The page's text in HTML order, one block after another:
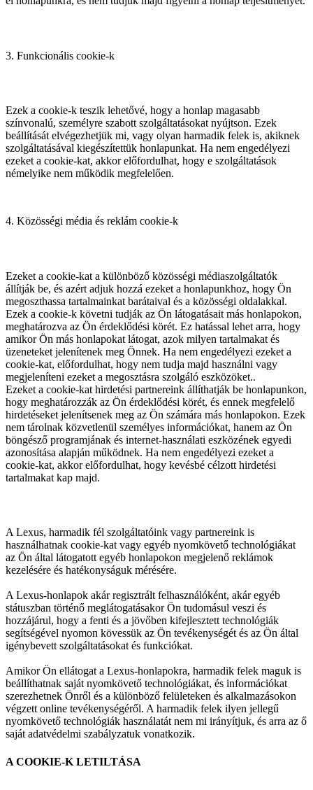
3. Funkcionális cookie-k
Ezek a cookie-k teszik lehetővé, hogy a honlap magasabb
színvonalú, személyre szabott szolgáltatásokat nyújtson. Ezek
beállítását elvégezhetjük mi, vagy olyan harmadik felek is, akiknek
szolgáltatásával kiegészítettük honlapunkat. Ha nem engedélyezi
ezeket a cookie-kat, akkor előfordulhat, hogy e szolgáltatások
némelyike nem működik megfelelően.
4. Közösségi média és reklám cookie-k
Ezeket a cookie-kat a különböző közösségi médiaszolgáltatók
állítják be, és azért adjuk hozzá ezeket a honlapunkhoz, hogy Ön
megoszthassa tartalmainkat barátaival és a közösségi oldalakkal.
Ezek a cookie-k követni tudják az Ön látogatásait más honlapokon,
meghatározva az Ön érdeklődési körét. Ez hatással lehet arra, hogy
amikor Ön más honlapokat látogat, azok milyen tartalmakat és
üzeneteket jelenítenek meg Önnek. Ha nem engedélyezi ezeket a
cookie-kat, előfordulhat, hogy nem tudja majd használni vagy
megjeleníteni ezeket a megosztásra szolgáló eszközöket..
Ezeket a cookie-kat hirdetési partnereink állíthatják be honlapunkon,
hogy meghatározzák az Ön érdeklődési körét, és ennek megfelelő
hirdetéseket jelenítsenek meg az Ön számára más honlapokon. Ezek
nem tárolnak közvetlenül személyes információkat, hanem az Ön
böngésző programjának és internet-használati eszközének egyedi
azonosítása alapján működnek. Ha nem engedélyezi ezeket a
cookie-kat, akkor előfordulhat, hogy kevésbé célzott hirdetési
tartalmakat kap majd.
A Lexus, harmadik fél szolgáltatóink vagy partnereink is
használhatnak cookie-kat vagy egyéb nyomkövető technológiákat
az Ön által látogatott egyéb honlapokon megjelenő reklámok
kezelésére és hatékonyságuk mérésére.
A Lexus-honlapok akár regisztrált felhasználóként, akár egyéb
státuszban történő meglátogatásakor Ön tudomásul veszi és
hozzájárul, hogy a fenti és a jövőben kifejlesztett technológiák
segítségével nyomon kövessük az Ön tevékenységét és az Ön által
igénybevett szolgáltatásokat és funkciókat.
Amikor Ön ellátogat a Lexus-honlapokra, harmadik felek maguk is
beállíthatnak saját nyomkövető technológiákat, és információkat
szerezhetnek Önről és a különböző felületeken és alkalmazásokon
végzett online tevékenységéről. A harmadik felek ilyen jellegű
nyomkövető technológiák használatát nem mi irányítjuk, és arra az ő
saját adatvédelmi szabályzatuk vonatkozik.
A COOKIE-K LETILTÁSA